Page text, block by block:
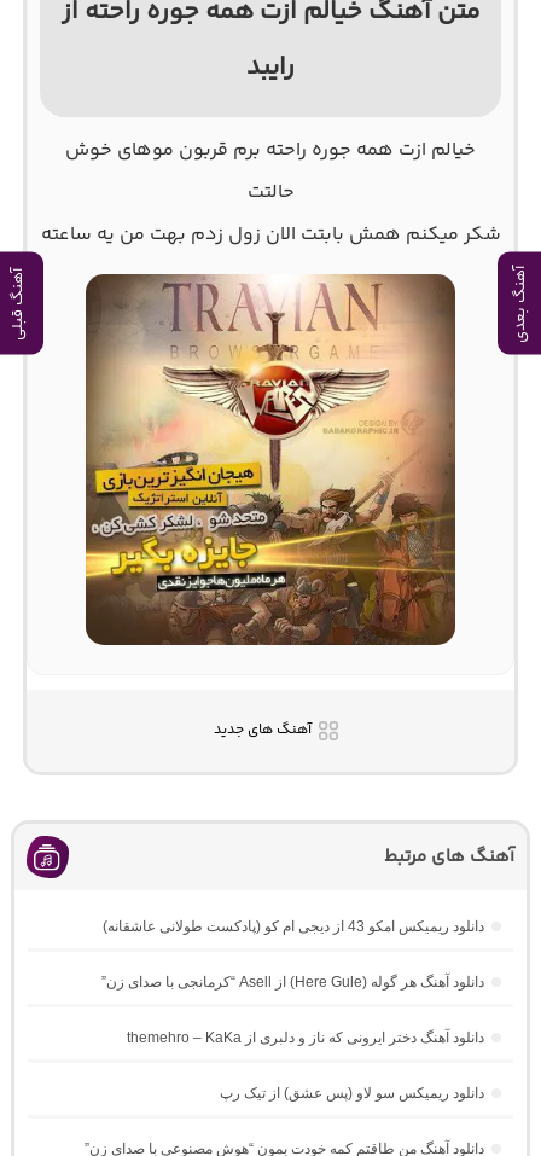
آهنگ بعدی آهنگ قبلی
متن آهنگ خیالم ازت همه جوره راحته از
رایبد
ﺧﻴﺎﻟﻢ ازت ﻫﻤﻪ ﺟﻮره راﺣﺘﻪ ﺑﺮم ﻗﺮﺑﻮن ﻣﻮﻫﺎی ﺧﻮش
ﺣﺎﻟﺘﺖ
ﺷﻜﺮ ﻣﻴﻜﻨﻢ ﻫﻤﺶ ﺑﺎﺑﺘﺖ اﻟﺎن زول زدم ﺑﻬﺖ ﻣﻦ ﻳﻪ ﺳﺎﻋﺘﻪ
آهنگ های جدید
آهنگ های مرتبط
دانلود ریمیکس امکو 43 از دیجی ام کو (پادکست طولانی عاشقانه)
دانلود آهنگ هر گوله (Here Gule) از Asell “کرمانجی با صدای زن”
دانلود آهنگ دختر ایرونی که ناز و دلبری از themehro – KaKa
دانلود ریمیکس سو لاو (پس عشق) از تیک رپ
دانلود آهنگ من طاقتم کمه خودت بمون “هوش مصنوعی با صدای زن”